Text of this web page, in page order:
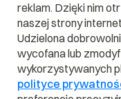
Czym jest
Przeczytaj czym jest
Pomoże Ci to lepiej
reklam. Dzięki nim
naszej strony
Udzielona
wycofana lub
wykorzystywanych
polityce